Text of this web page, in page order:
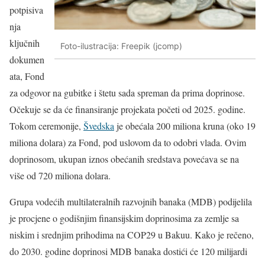
Foto-ilustracija: Freepik (jcomp)
potpisiva
nja
ključnih
dokumen
ata, Fond
za odgovor na gubitke i štetu sada spreman da prima doprinose.
Očekuje se da će finansiranje projekata početi od 2025. godine.
Tokom ceremonije, Švedska je obećala 200 miliona kruna (oko 19
miliona dolara) za Fond, pod uslovom da to odobri vlada. Ovim
doprinosom, ukupan iznos obećanih sredstava povećava se na
više od 720 miliona dolara.
Grupa vodećih multilateralnih razvojnih banaka (MDB) podijelila
je procjene o godišnjim finansijskim doprinosima za zemlje sa
niskim i srednjim prihodima na COP29 u Bakuu. Kako je rečeno,
do 2030. godine doprinosi MDB banaka dostići će 120 milijardi